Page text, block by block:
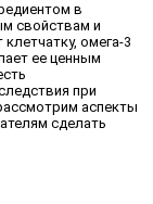
в
свойствам и
омега-3
ее ценным
при
аспекты
сделать